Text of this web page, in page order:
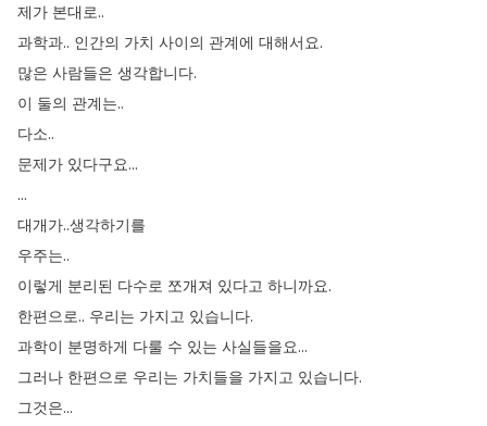
제가 본대로..
과학과.. 인간의 가치 사이의 관계에 대해서요.
많은 사람들은 생각합니다.
이 둘의 관계는..
다소..
문제가 있다구요...
...
대개가..생각하기를
우주는..
이렇게 분리된 다수로 쪼개져 있다고 하니까요.
한편으로.. 우리는 가지고 있습니다.
과학이 분명하게 다룰 수 있는 사실들을요...
그러나 한편으로 우리는 가치들을 가지고 있습니다.
그것은...